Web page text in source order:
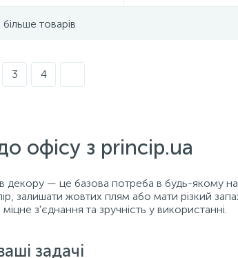
товарів
3 4
офісу з princip.ua
декору — це базова потреба в будь-якому
жовтих плям або мати різкий
з'єднання та зручність у використанні.
задачі